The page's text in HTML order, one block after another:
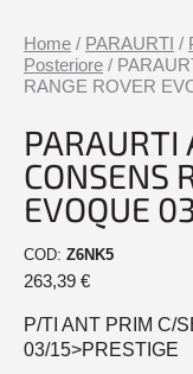
Home / PARAURTI /
Posteriore /
RANGE ROVER
PARAURTI
CONSENS
EVOQUE
COD: Z6NK5
263,39 €
P/TI ANT PRIM C/
03/15>PRESTIGE